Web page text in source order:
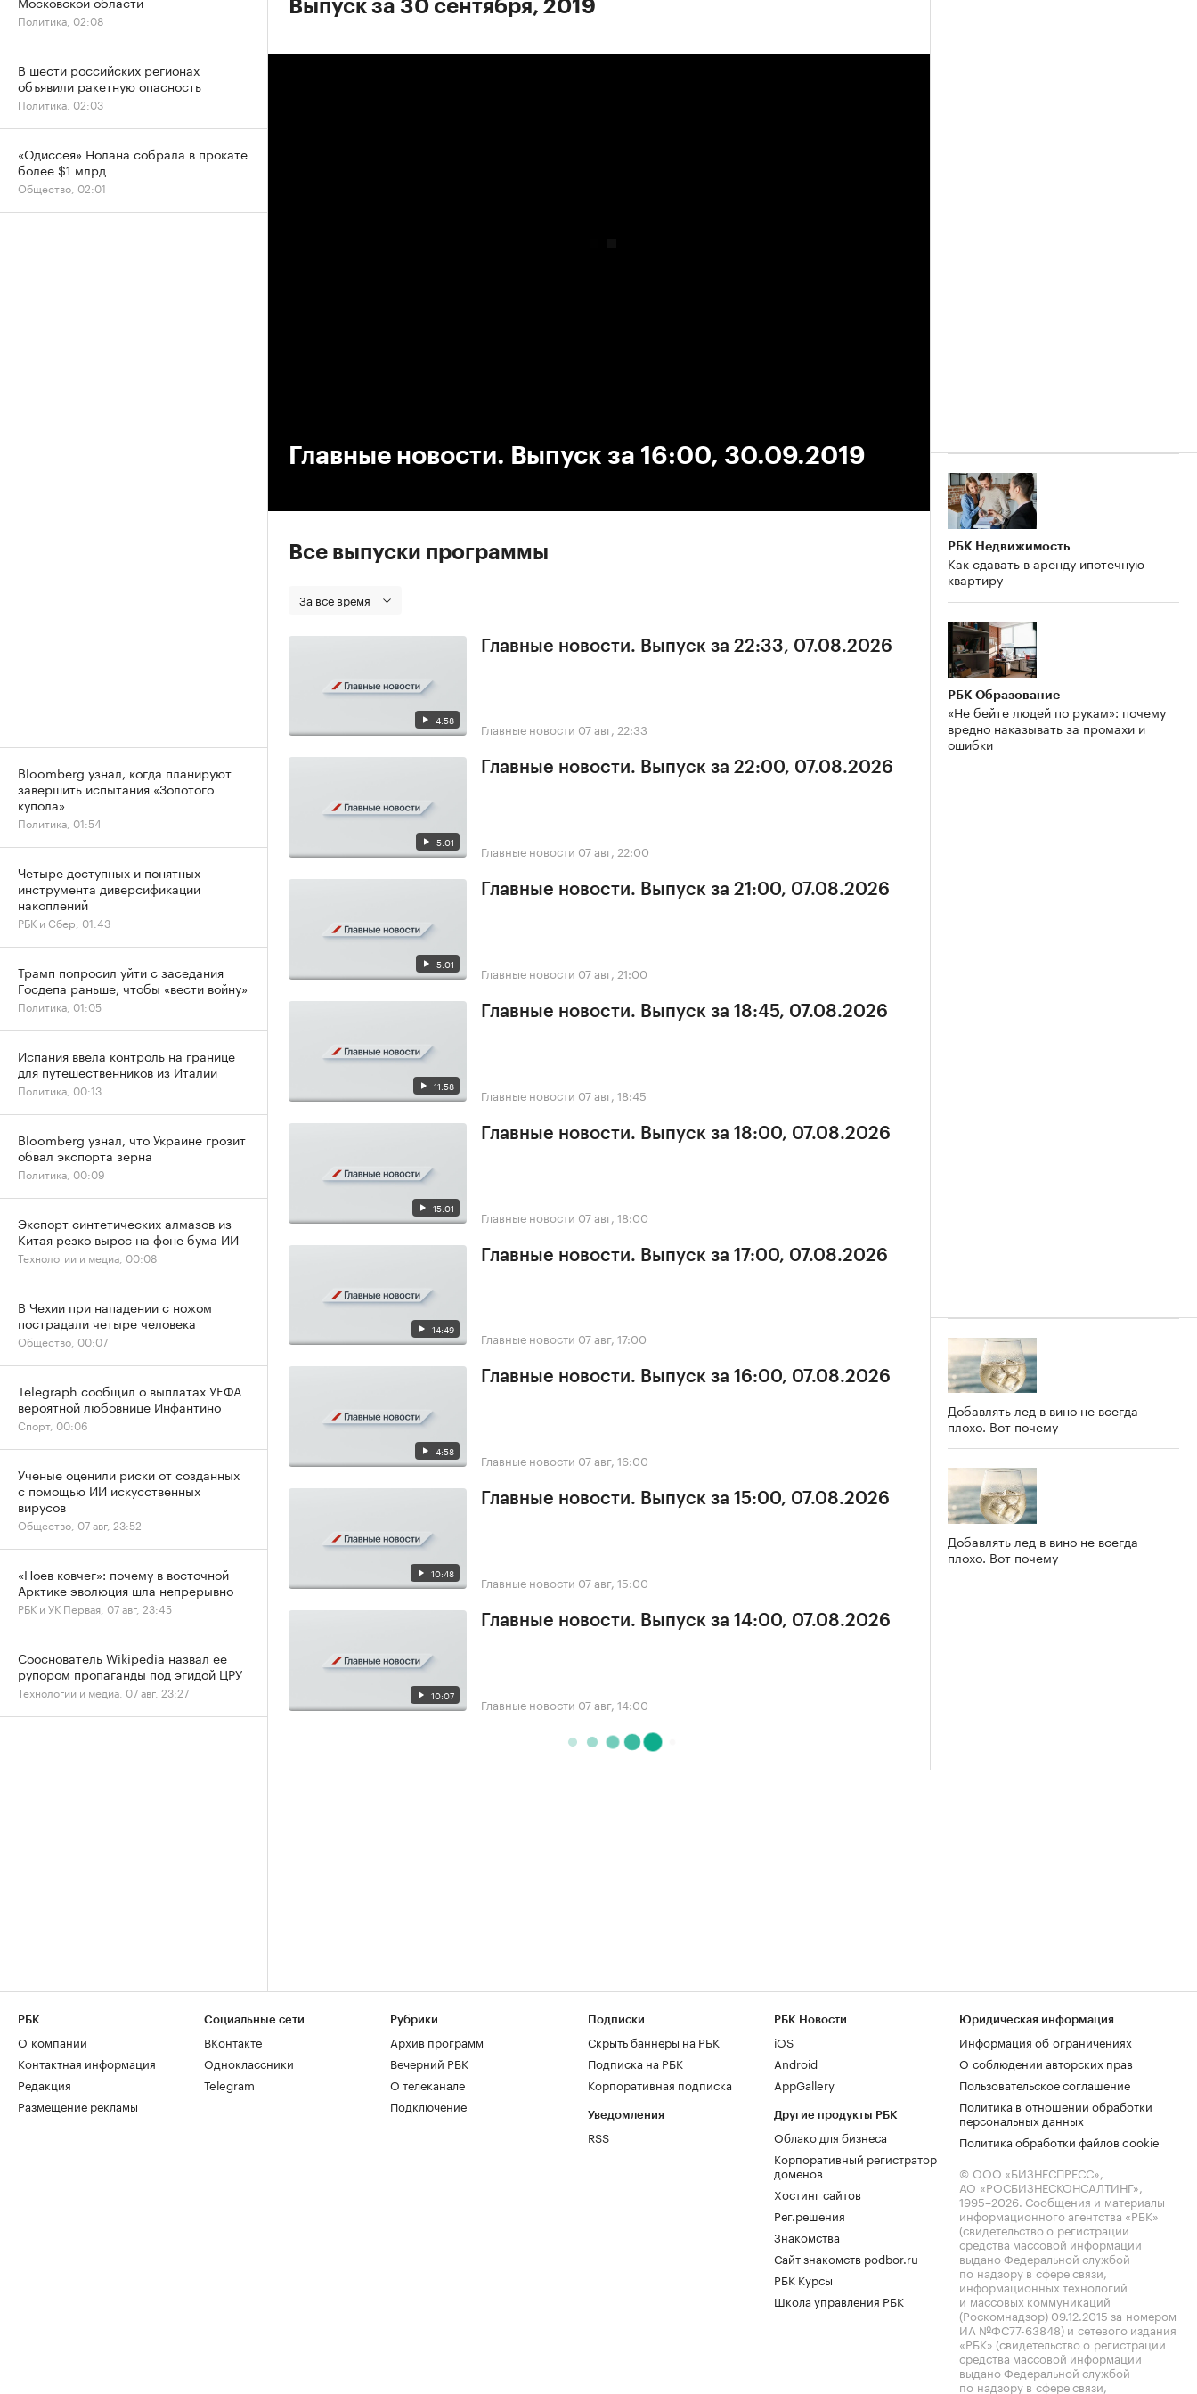
Выпуск за 30 сентября, 2019
Главные новости. Выпуск за 16:00, 30.09.2019
Все выпуски программы
За все время
4:58
Главные новости. Выпуск за 22:33, 07.08.2026
Главные новости 07 авг, 22:33
5:01
Главные новости. Выпуск за 22:00, 07.08.2026
Главные новости 07 авг, 22:00
5:01
Главные новости. Выпуск за 21:00, 07.08.2026
Главные новости 07 авг, 21:00
11:58
Главные новости. Выпуск за 18:45, 07.08.2026
Главные новости 07 авг, 18:45
15:01
Главные новости. Выпуск за 18:00, 07.08.2026
Главные новости 07 авг, 18:00
14:49
Главные новости. Выпуск за 17:00, 07.08.2026
Главные новости 07 авг, 17:00
4:58
Главные новости. Выпуск за 16:00, 07.08.2026
Главные новости 07 авг, 16:00
10:48
Главные новости. Выпуск за 15:00, 07.08.2026
Главные новости 07 авг, 15:00
10:07
Главные новости. Выпуск за 14:00, 07.08.2026
Главные новости 07 авг, 14:00
РБК Недвижимость
Как сдавать в аренду ипотечную
квартиру
РБК Образование
«Не бейте людей по рукам»: почему
вредно наказывать за промахи и
ошибки
Добавлять лед в вино не всегда
плохо. Вот почему
Добавлять лед в вино не всегда
плохо. Вот почему
Политика, 02:08
В шести российских регионах
объявили ракетную опасность
Политика, 02:03
«Одиссея» Нолана собрала в прокате
более $1 млрд
Общество, 02:01
Bloomberg узнал, когда планируют
завершить испытания «Золотого
купола»
Политика, 01:54
Четыре доступных и понятных
инструмента диверсификации
накоплений
РБК и Сбер, 01:43
Трамп попросил уйти с заседания
Госдепа раньше, чтобы «вести войну»
Политика, 01:05
Испания ввела контроль на границе
для путешественников из Италии
Политика, 00:13
Bloomberg узнал, что Украине грозит
обвал экспорта зерна
Политика, 00:09
Экспорт синтетических алмазов из
Китая резко вырос на фоне бума ИИ
Технологии и медиа, 00:08
В Чехии при нападении с ножом
пострадали четыре человека
Общество, 00:07
Telegraph сообщил о выплатах УЕФА
вероятной любовнице Инфантино
Спорт, 00:06
Ученые оценили риски от созданных
с помощью ИИ искусственных
вирусов
Общество, 07 авг, 23:52
«Ноев ковчег»: почему в восточной
Арктике эволюция шла непрерывно
РБК и УК Первая, 07 авг, 23:45
Сооснователь Wikipedia назвал ее
рупором пропаганды под эгидой ЦРУ
Технологии и медиа, 07 авг, 23:27
РБК
О компании
Контактная информация
Редакция
Размещение рекламы
Социальные сети
ВКонтакте
Одноклассники
Telegram
Рубрики
Архив программ
Вечерний РБК
О телеканале
Подключение
Подписки
Скрыть баннеры на РБК
Подписка на РБК
Корпоративная подписка
Уведомления
RSS
РБК Новости
iOS
Android
AppGallery
Другие продукты РБК
Облако для бизнеса
Корпоративный регистратор
доменов
Хостинг сайтов
Рег.решения
Знакомства
Сайт знакомств podbor.ru
РБК Курсы
Школа управления РБК
Юридическая информация
Информация об ограничениях
О соблюдении авторских прав
Пользовательское соглашение
Политика в отношении обработки
персональных данных
Политика обработки файлов cookie
© ООО «БИЗНЕСПРЕСС»,
АО «РОСБИЗНЕСКОНСАЛТИНГ»,
1995–2026. Сообщения и материалы
информационного агентства «РБК»
(свидетельство о регистрации
средства массовой информации
выдано Федеральной службой
по надзору в сфере связи,
информационных технологий
и массовых коммуникаций
(Роскомнадзор) 09.12.2015 за номером
ИА №ФС77-63848) и сетевого издания
«РБК» (свидетельство о регистрации
средства массовой информации
выдано Федеральной службой
по надзору в сфере связи,